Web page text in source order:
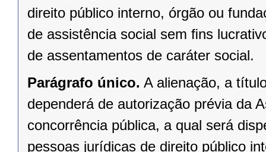
direito público interno, órgão ou
de assistência social sem ﬁns
de assentamentos de caráter social.
Parágrafo único. A alienação, a
dependerá de autorização prévia da
concorrência pública, a qual será
pessoas jurídicas de direito público